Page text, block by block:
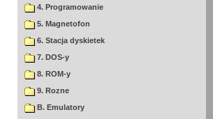
4. Programowanie
5. Magnetofon
6. Stacja dyskietek
7. DOS-y
8. ROM-y
9. Rozne
B. Emulatory